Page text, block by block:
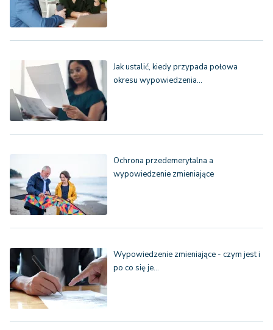
Jak ustalić, kiedy przypada połowa
okresu wypowiedzenia…
Ochrona przedemerytalna a
wypowiedzenie zmieniające
Wypowiedzenie zmieniające - czym jest i
po co się je…